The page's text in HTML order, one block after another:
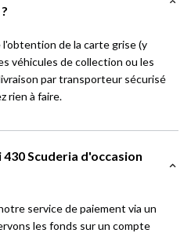
de la carte grise (y
véhicules de collection ou les
par transporteur sécurisé
rien à faire.
Scuderia d'occasion
service de paiement via un
les fonds sur un compte